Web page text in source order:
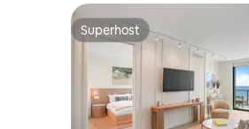
Superhost
Superhost